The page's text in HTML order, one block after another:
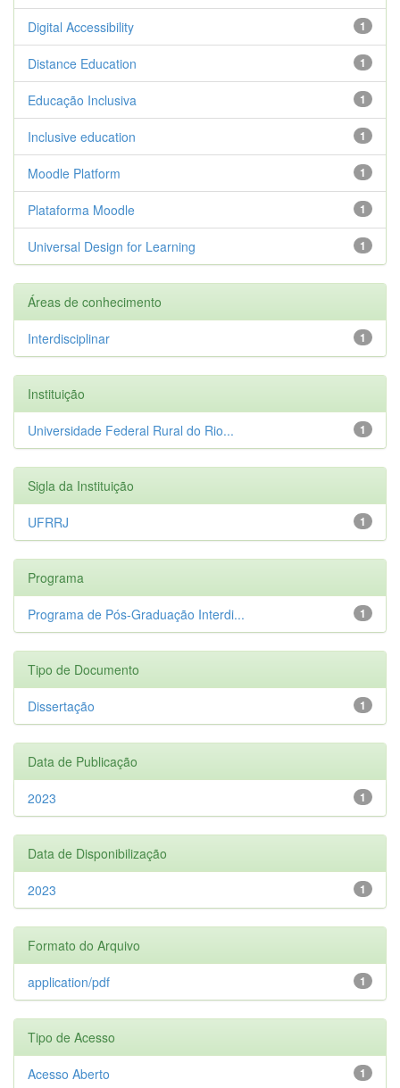
1
Digital Accessibility
1
Distance Education
1
Educação Inclusiva
1
Inclusive education
1
Moodle Platform
1
Plataforma Moodle
1
Universal Design for Learning
Áreas de conhecimento
1
Interdisciplinar
Instituição
1
Universidade Federal Rural do Rio...
Sigla da Instituição
1
UFRRJ
Programa
1
Programa de Pós-Graduação Interdi...
Tipo de Documento
1
Dissertação
Data de Publicação
1
2023
Data de Disponibilização
1
2023
Formato do Arquivo
1
application/pdf
Tipo de Acesso
1
Acesso Aberto